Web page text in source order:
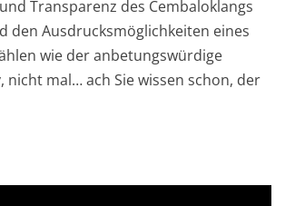
Transparenz des Cembaloklangs
den Ausdrucksmöglichkeiten eines
wie der anbetungswürdige
nicht mal… ach Sie wissen schon, der